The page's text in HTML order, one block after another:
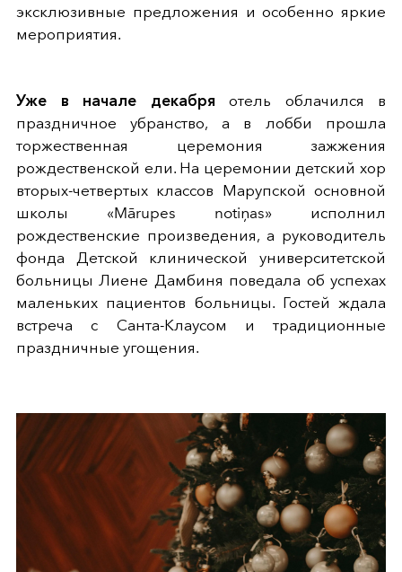
эксклюзивные предложения и особенно яркие
мероприятия.
Уже в начале декабря отель облачился в
праздничное убранство, а в лобби прошла
торжественная церемония зажжения
рождественской ели. На церемонии детский хор
вторых-четвертых классов Марупской основной
школы «Mārupes notiņas» исполнил
рождественские произведения, а руководитель
фонда Детской клинической университетской
больницы Лиене Дамбиня поведала об успехах
маленьких пациентов больницы. Гостей ждала
встреча с Санта-Клаусом и традиционные
праздничные угощения.